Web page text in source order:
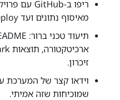
מאיסוף נתונים ועד deploy.
זיכרון.
שמוכיחות שזה אמיתי.